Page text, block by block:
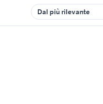
Dal più rilevante